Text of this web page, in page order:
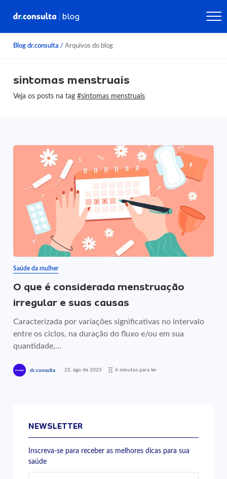
Blog dr.consulta / Arquivos do blog
sintomas menstruais
Veja os posts na tag#sintomas menstruais
Saúde da mulher
O que é considerada menstruação
irregular e suas causas
Caracterizada por variações significativas no intervalo
entre os ciclos, na duração do fluxo e/ou em sua
quantidade,...
dr.consulta 22, ago de 2025 6 minutos para ler
NEWSLETTER
Inscreva-se para receber as melhores dicas para sua
saúde